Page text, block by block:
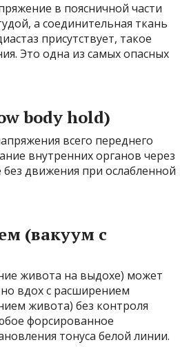
в поясничной части
а соединительная ткань
присутствует, такое
Это одна из самых опасных
body hold)
всего переднего
внутренних органов через
движения при ослабленной
(вакуум с
живота на выдохе) может
вдох с расширением
живота) без контроля
форсированное
тонуса белой линии.